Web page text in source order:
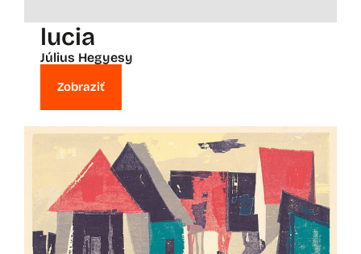
lucia
Július Hegyesy
Zobraziť